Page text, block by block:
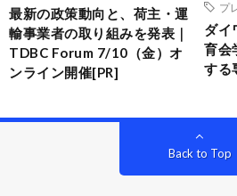
最新の政策動向と、荷主・運
輸事業者の取り組みを発表｜
TDBC Forum 7/10（金）オ
ンライン開催[PR]
プ
ダイ
育会
する
Back to Top